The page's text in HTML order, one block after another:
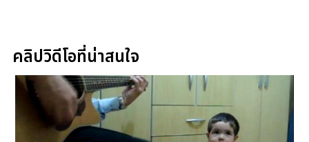
คลิปวิดีโอที่น่าสนใจ